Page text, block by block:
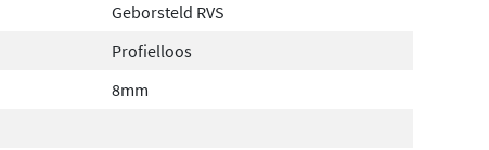
Geborsteld RVS
Profielloos
8mm